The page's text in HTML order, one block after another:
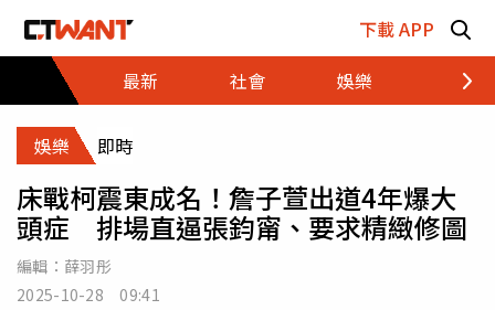
下載 APP
最新
社會 娛樂 財經
娛樂 即時
床戰柯震東成名！詹子萱出道4年爆大
頭症 排場直逼張鈞甯、要求精緻修圖
編輯： 薛羽彤
2025-10-28 09:41